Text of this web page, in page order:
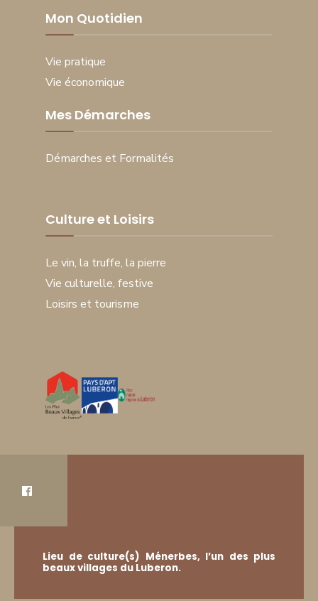
Mon Quotidien
Vie pratique
Vie économique
Mes Démarches
Démarches et Formalités
Culture et Loisirs
Le vin, la truffe, la pierre
Vie culturelle, festive
Loisirs et tourisme
Lieu de culture(s) Ménerbes, l’un des plus
beaux villages du Luberon.